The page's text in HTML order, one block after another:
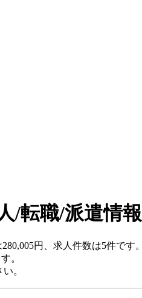
/転職/派遣情報
円、求人件数は5件です。
。
。